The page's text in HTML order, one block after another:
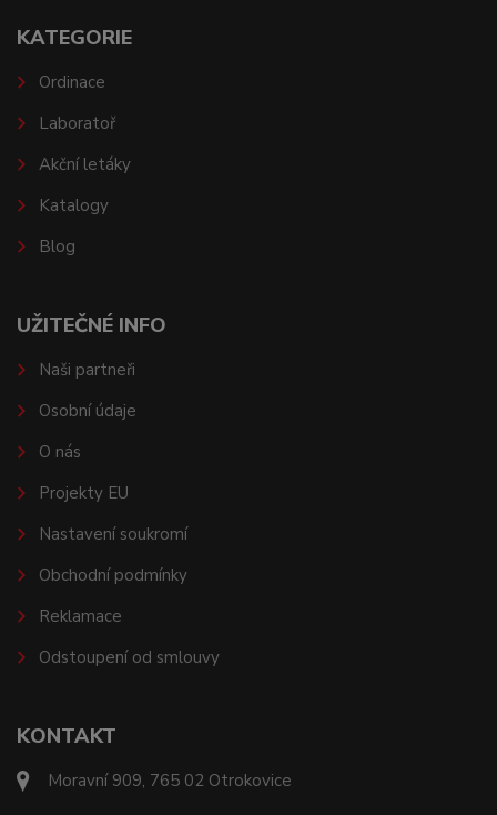
KONTAKT
Moravní 909, 765 02 Otrokovice
KATEGORIE
Ordinace
Laboratoř
Akční letáky
Katalogy
Blog
UŽITEČNÉ INFO
Naši partneři
Osobní údaje
O nás
Projekty EU
Nastavení soukromí
Obchodní podmínky
Reklamace
Odstoupení od smlouvy